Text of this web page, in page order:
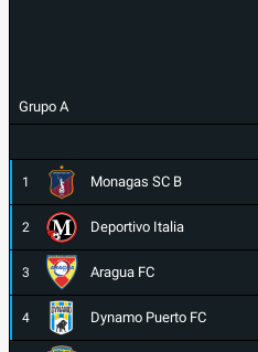
Grupo A
1 Monagas SC B
2 Deportivo Italia
3 Aragua FC
4 Dynamo Puerto FC